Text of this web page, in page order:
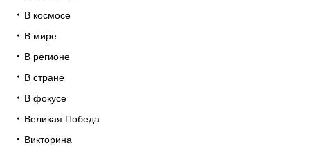
В космосе
В мире
В регионе
В стране
В фокусе
Великая Победа
Викторина